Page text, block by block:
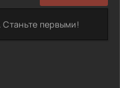
Станьте первыми!